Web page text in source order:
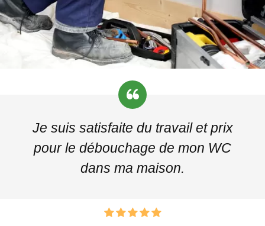
Je suis satisfaite du travail et prix
pour le débouchage de mon WC
dans ma maison.